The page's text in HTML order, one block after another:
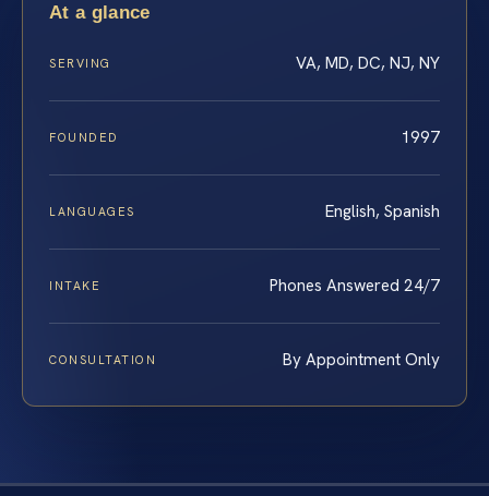
At a glance
SERVING VA, MD, DC, NJ, NY
FOUNDED 1997
LANGUAGES English, Spanish
INTAKE Phones Answered 24/7
CONSULTATION By Appointment Only